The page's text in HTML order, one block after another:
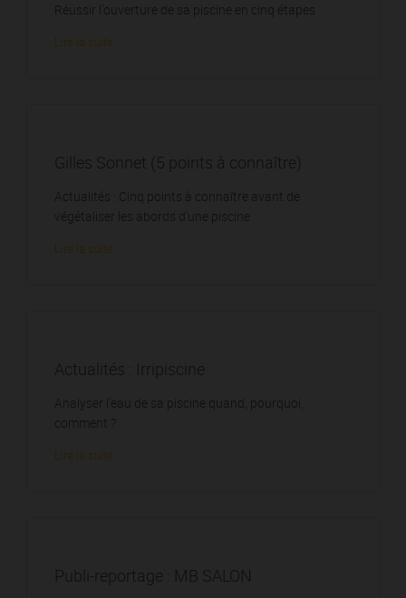
Réussir l'ouverture de sa piscine en cinq étapes
Lire la suite
Gilles Sonnet (5 points à connaître)
Actualités : Cinq points à connaître avant de
végétaliser les abords d'une piscine
Lire la suite
Actualités : Irripiscine
Analyser l'eau de sa piscine quand, pourquoi,
comment ?
Lire la suite
Publi-reportage : MB SALON